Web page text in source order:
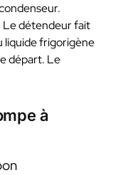
Le détendeur fait
liquide frigorigène
départ. Le
à